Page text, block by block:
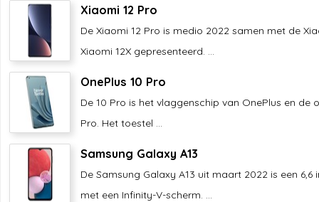
Xiaomi 12 Pro
De Xiaomi 12 Pro is medio 2022 samen met de
Xiaomi 12X gepresenteerd. ...
OnePlus 10 Pro
De 10 Pro is het vlaggenschip van OnePlus en de
Pro. Het toestel ...
Samsung Galaxy A13
De Samsung Galaxy A13 uit maart 2022 is een
met een Infinity-V-scherm. ...